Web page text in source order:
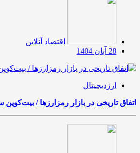
اقتصاد آنلاین
28 آبان 1404
ارزدیجیتال
اتفاق تاریخی در بازار رمزارزها /